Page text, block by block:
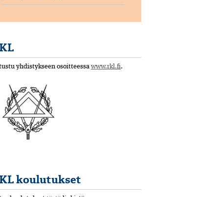
yhdistykseen osoitteessa www.rkl.fi.
koulutukset